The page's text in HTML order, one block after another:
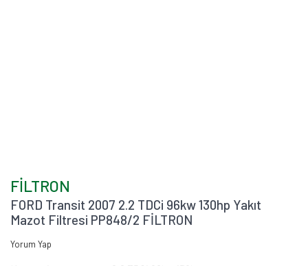
FİLTRON
FORD Transit 2007 2.2 TDCi 96kw 130hp Yakıt
Mazot Filtresi PP848/2 FİLTRON
Yorum Yap